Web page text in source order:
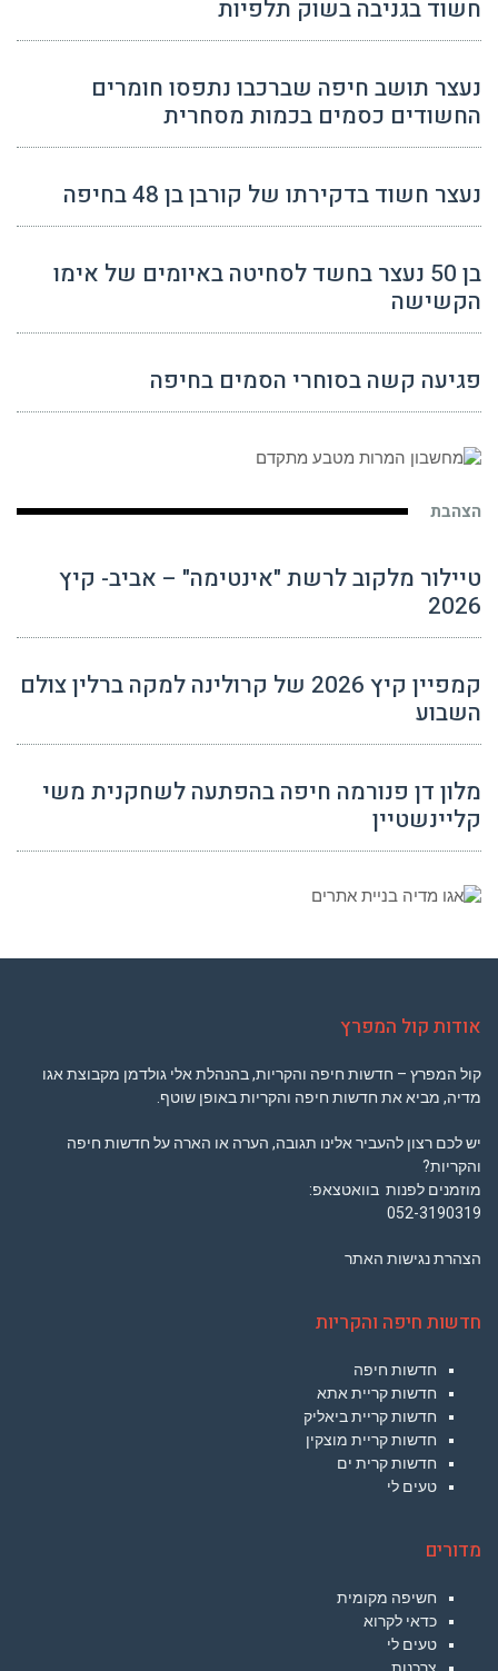
חשוד בגניבה בשוק תלפיות
נעצר תושב חיפה שברכבו נתפסו חומרים
החשודים כסמים בכמות מסחרית
נעצר חשוד בדקירתו של קורבן בן 48 בחיפה
בן 50 נעצר בחשד לסחיטה באיומים של אימו
הקשישה
פגיעה קשה בסוחרי הסמים בחיפה
הצהבת
טיילור מלקוב לרשת "אינטימה" – אביב- קיץ
2026
קמפיין קיץ 2026 של קרולינה למקה ברלין צולם
השבוע
מלון דן פנורמה חיפה בהפתעה לשחקנית משי
קליינשטיין
אודות קול המפרץ
קול המפרץ – חדשות חיפה והקריות, בהנהלת אלי גולדמן מקבוצת אגו
מדיה, מביא את חדשות חיפה והקריות באופן שוטף.
יש לכם רצון להעביר אלינו תגובה, הערה או הארה על חדשות חיפה
והקריות?
מוזמנים לפנות בוואטצאפ:
052-3190319
הצהרת נגישות האתר
חדשות חיפה והקריות
חדשות חיפה
חדשות קריית אתא
חדשות קריית ביאליק
חדשות קריית מוצקין
חדשות קרית ים
טעים לי
מדורים
חשיפה מקומית
כדאי לקרוא
טעים לי